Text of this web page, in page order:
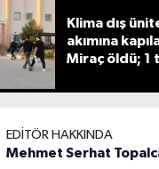
Klima dış
akımına
Miraç öldü; 1
EDITÖR HAKKINDA
Mehmet Serhat